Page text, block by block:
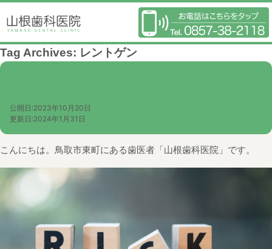
Tag Archives: レントゲン
公開日:2023年10月20日
更新日:2024年1月31日
こんにちは。鳥取市東町にある歯医者「山根歯科医院」です。